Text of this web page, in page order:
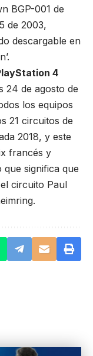
BGP-001 de
de 2003,
descargable en
4
24 de agosto de
los equipos
21 circuitos de
2018, y este
francés y
significa que
circuito Paul